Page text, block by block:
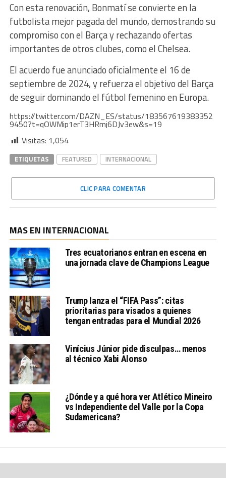
Con esta renovación, Bonmatí se convierte en la
futbolista mejor pagada del mundo, demostrando su
compromiso con el Barça y rechazando ofertas
importantes de otros clubes, como el Chelsea.
El acuerdo fue anunciado oficialmente el 16 de
septiembre de 2024, y refuerza el objetivo del Barça
de seguir dominando el fútbol femenino en Europa.
https://twitter.com/DAZN_ES/status/183567619383352
9450?t=qOWMip1erT3HRmj6DJv3ew&s=19
Visitas: 1,054
ETIQUETAS FEATURED INTERNACIONAL
CLIC PARA COMENTAR
MAS EN INTERNACIONAL
Tres ecuatorianos entran en escena en
una jornada clave de Champions League
Trump lanza el “FIFA Pass”: citas
prioritarias para visados a quienes
tengan entradas para el Mundial 2026
Vinícius Júnior pide disculpas… menos
al técnico Xabi Alonso
¿Dónde y a qué hora ver Atlético Mineiro
vs Independiente del Valle por la Copa
Sudamericana?